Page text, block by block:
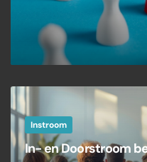
Instroom
In- en Doorstroom